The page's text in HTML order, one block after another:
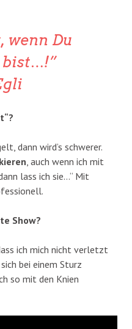
wenn Du
bist…!
dann wird’s schwerer.
, auch wenn ich mit
lass ich sie…“ Mit
Show?
ich mich nicht verletzt
bei einem Sturz
so mit den Knien